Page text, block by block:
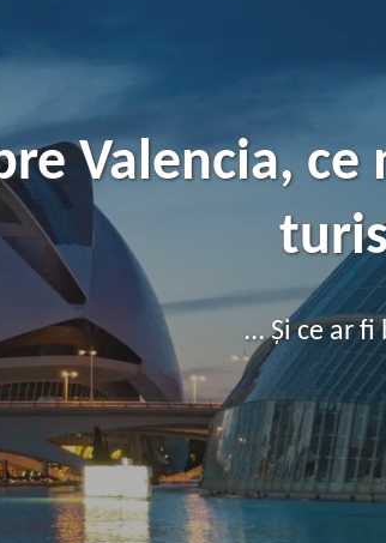
Valencia,
… Și ce ar fi